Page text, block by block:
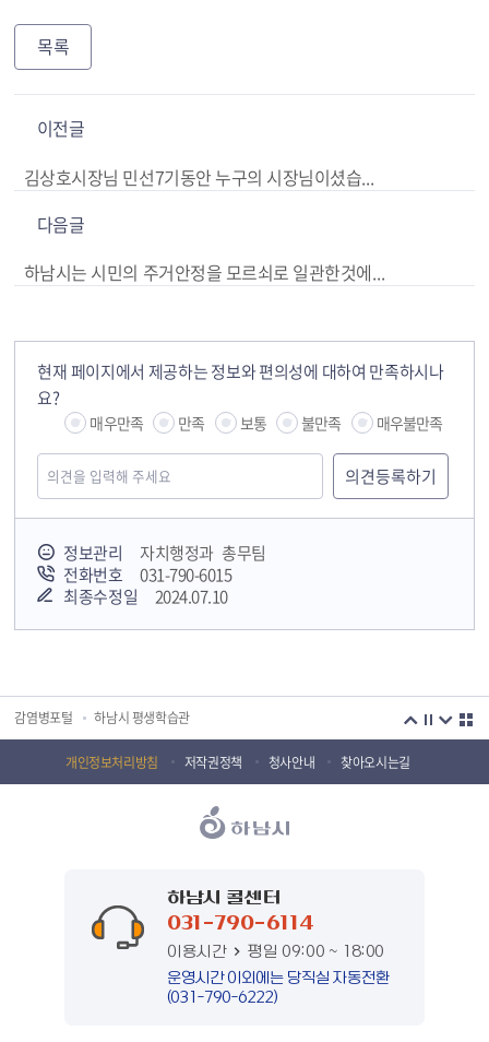
목록
이전글
김상호시장님 민선7기동안 누구의 시장님이셨습닌까? 호반산업 시장이셨습닌까? 지하3층폭파사건으로 방문하셨을때 약속하신 말씀이행바랍니다.
다음글
하남시는 시민의 주거안정을 모르쇠로 일관한것에 끝까지 책임지셔야 할것입니다.
현재 페이지에서 제공하는 정보와 편의성에 대하여 만족하시나
요?
매우만족 만족 보통 불만족 매우불만족
정보관리
자치행정과 총무팀
전화번호
031-790-6015
최종수정일
2024.07.10
국민안전교육플랫폼
감염병포털 하남시 평생학습관
하남혁신교육지구 huic 하남도시공사
하남문화재단 하남역사박물관
하남시정신건강복지센터
(재)하남시자원봉사센터 하남시환경교육센터
하남시 장애인 무료법률 상담센터 경기도의회 하남상담소
개인정보처리방침 저작권정책 청사안내 찾아오시는길
하남시 콜센터
031-790-6114
이용시간
평일 09:00 ~ 18:00
운영시간 이외에는 당직실 자동전환
(031-790-6222)